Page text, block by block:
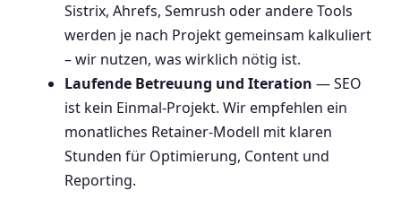
Sistrix, Ahrefs, Semrush oder andere Tools
werden je nach Projekt gemeinsam kalkuliert
– wir nutzen, was wirklich nötig ist.
Laufende Betreuung und Iteration — SEO
ist kein Einmal-Projekt. Wir empfehlen ein
monatliches Retainer-Modell mit klaren
Stunden für Optimierung, Content und
Reporting.